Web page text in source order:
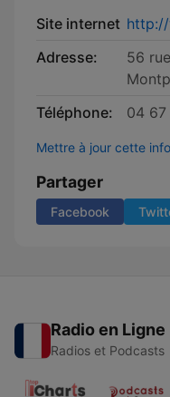
Site internet
Adresse:
56
Téléphone:
04 67
Mettre à jour cette
Partager
Facebook
Radio en Ligne
Radios et Podcasts